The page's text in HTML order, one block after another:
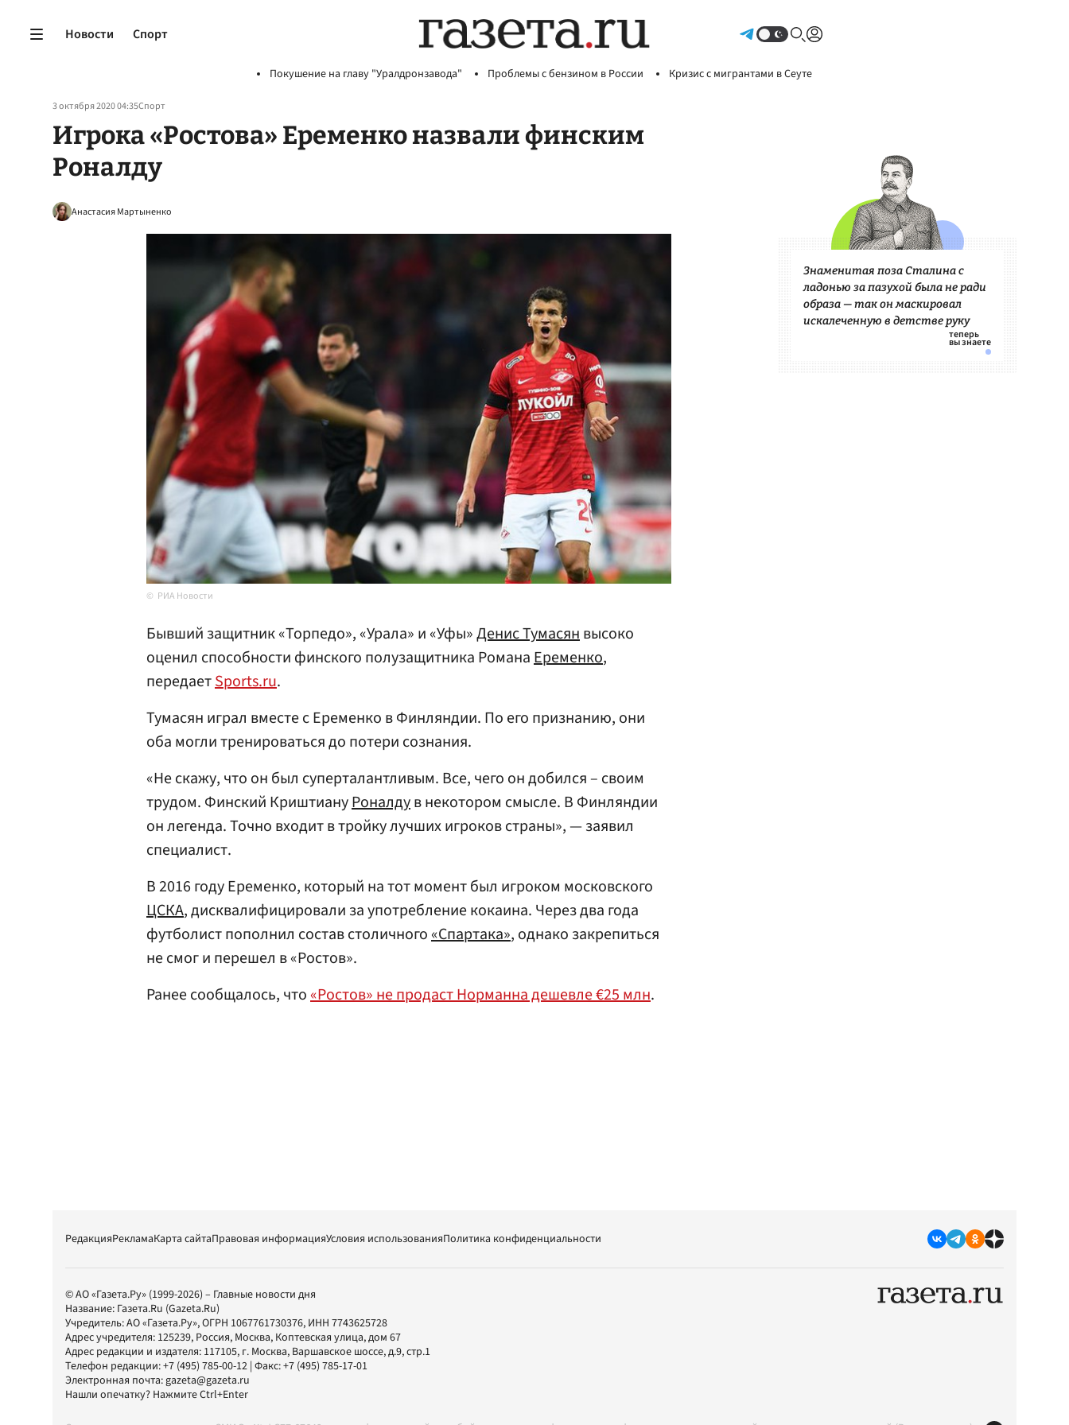
Новости Спорт
Покушение на главу "Уралдронзавода" Проблемы с бензином в России Кризис с мигрантами в Сеуте
3 октября 2020 04:35Спорт
Игрока «Ростова» Еременко назвали финским
Роналду
Анастасия Мартыненко
РИА Новости
Бывший защитник «Торпедо», «Урала» и «Уфы»Денис Тумасянвысоко
оценил способности финского полузащитника РоманаЕременко,
передаетSports.ru.
Тумасян играл вместе с Еременко в Финляндии. По его признанию, они
оба могли тренироваться до потери сознания.
«Не скажу, что он был суперталантливым. Все, чего он добился – своим
трудом. Финский КриштиануРоналдув некотором смысле. В Финляндии
он легенда. Точно входит в тройку лучших игроков страны», — заявил
специалист.
В 2016 году Еременко, который на тот момент был игроком московского
ЦСКА, дисквалифицировали за употребление кокаина. Через два года
футболист пополнил состав столичного«Спартака», однако закрепиться
не смог и перешел в «Ростов».
Ранее сообщалось, что«Ростов» не продаст Норманна дешевле €25 млн.
Знаменитая поза Сталина с
ладонью за пазухой была не ради
образа — так он маскировал
искалеченную в детстве руку
РедакцияРекламаКарта сайтаПравовая информацияУсловия использованияПолитика конфиденциальности
© АО «Газета.Ру» (1999-2026) – Главные новости дня
Название: Газета.Ru (Gazeta.Ru)
Учредитель:АО «Газета.Ру», ОГРН 1067761730376, ИНН 7743625728
Адрес учредителя: 125239, Россия, Москва, Коптевская улица, дом 67
Адрес редакции и издателя: 117105, г. Москва, Варшавское шоссе, д.9, стр.1
Телефон редакции:+7 (495) 785-00-12 | Факс:+7 (495) 785-17-01
Электронная почта:gazeta@gazeta.ru
Нашли опечатку? Нажмите Ctrl+Enter